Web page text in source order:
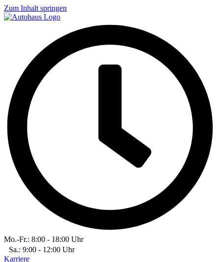
Zum Inhalt springen
Mo.-Fr.: 8:00 - 18:00 Uhr
Sa.: 9:00 - 12:00 Uhr
Karriere